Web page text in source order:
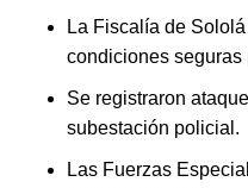
La Fiscalía de
condiciones seguras
Se registraron
subestación policial.
Las Fuerzas